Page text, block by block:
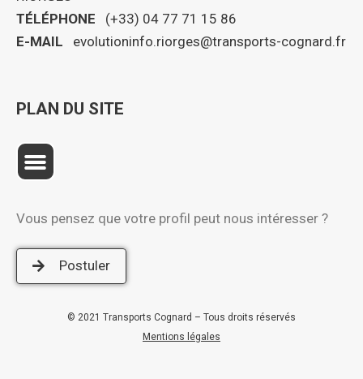
TÉLÉPHONE
(+33) 04 77 71 15 86
E-MAIL
evolutioninfo.riorges@transports-cognard.fr
PLAN DU SITE
Vous pensez que votre profil peut nous intéresser ?
Postuler
© 2021 Transports Cognard – Tous droits réservés
Mentions légales